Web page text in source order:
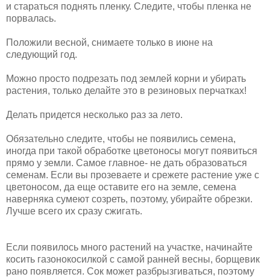
и стараться поднять пленку. Следите, чтобы пленка не
порвалась.
Положили весной, снимаете только в июне на
следующий год.
Можно просто подрезать под землей корни и убирать
растения, только делайте это в резиновых перчатках!
Делать придется несколько раз за лето.
Обязательно следите, чтобы не появились семена,
иногда при такой обработке цветоносы могут появиться
прямо у земли. Самое главное- не дать образоваться
семенам. Если вы прозеваете и срежете растение уже с
цветоносом, да еще оставите его на земле, семена
наверняка сумеют созреть, поэтому, убирайте обрезки.
Лучше всего их сразу сжигать.
Если появилось много растений на участке, начинайте
косить газонокосилкой с самой ранней весны, борщевик
рано появляется. Сок может разбрызгиваться, поэтому